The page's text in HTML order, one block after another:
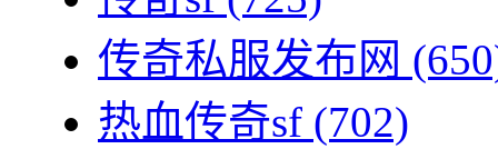
传奇私服发布网
热血传奇sf (702)